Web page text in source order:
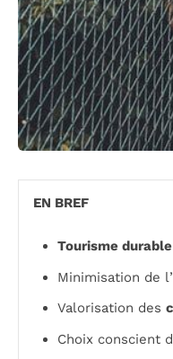
EN BREF
Tourisme durable
Minimisation de l’
Valorisation des
Choix conscient